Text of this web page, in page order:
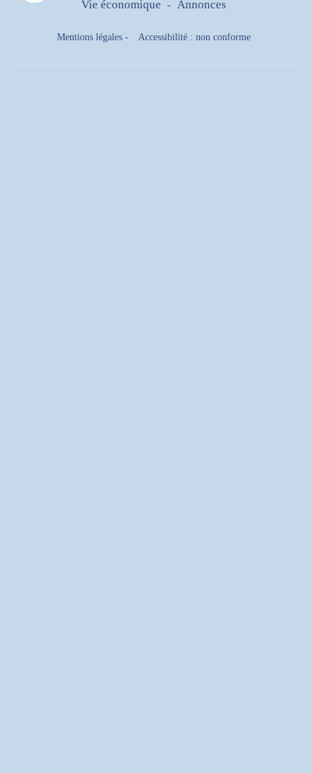
Vie économique - Annonces
Mentions légales - Accessibilité : non conforme